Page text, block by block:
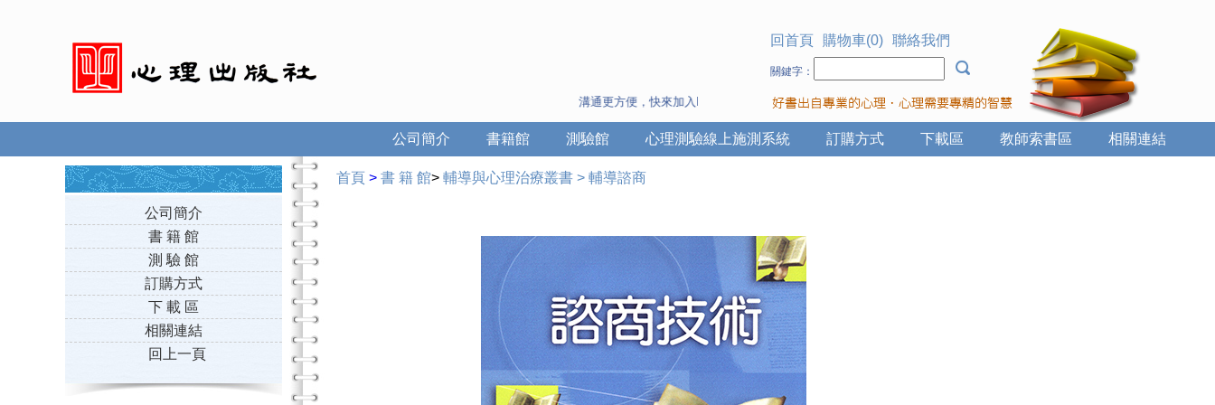
溝通更方便，快來加入Line 與 Wechat ~
回首頁 購物車(0) 聯絡我們
關鍵字：
相關連結
教師索書區
下載區
訂購方式
心理測驗線上施測系統
測驗館
書籍館
公司簡介
公司簡介
書 籍 館
測 驗 館
訂購方式
下 載 區
相關連結
回上一頁
首頁 > 書 籍 館> 輔導與心理治療叢書 > 輔導諮商